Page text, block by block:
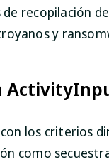
recopilación
y
con los criterios
como